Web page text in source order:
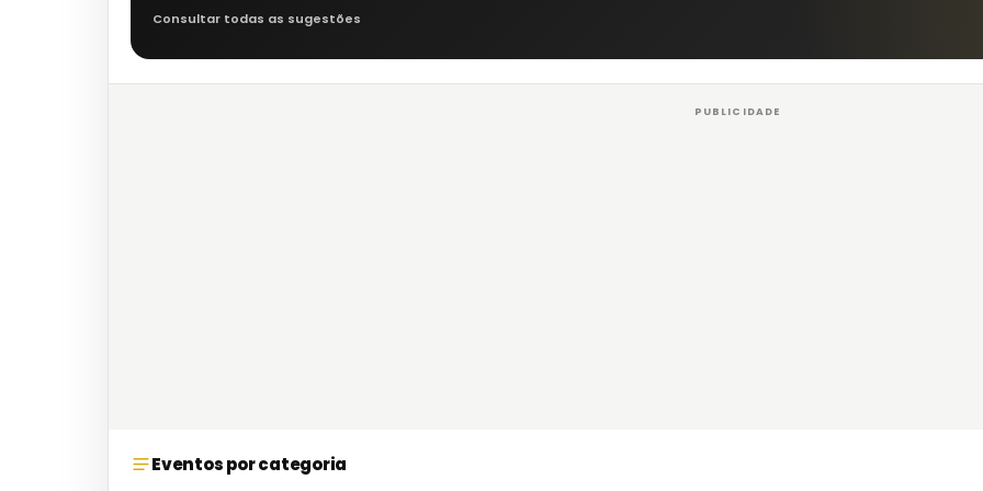
Consultar todas as sugestões
PUBLICIDADE
Eventos por categoria